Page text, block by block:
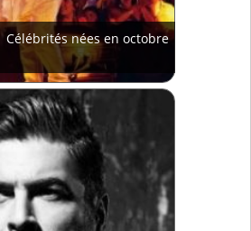
Célébrités nées en octobre